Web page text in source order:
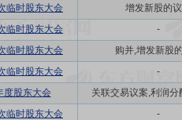
临时股东大会
增发新股的
临时股东大会
-
临时股东大会
购并,增发新股
临时股东大会
-
度股东大会
关联交易议案,利润分
临时股东大会
-